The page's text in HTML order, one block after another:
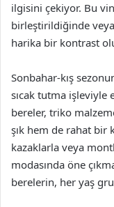
ilgisini çekiyor. Bu
birleştirildiğinde
harika bir kontrast
Sonbahar-kış
sıcak tutma
bereler, triko
şık hem de rahat bir
kazaklarla veya
modasında öne
berelerin, her yaş